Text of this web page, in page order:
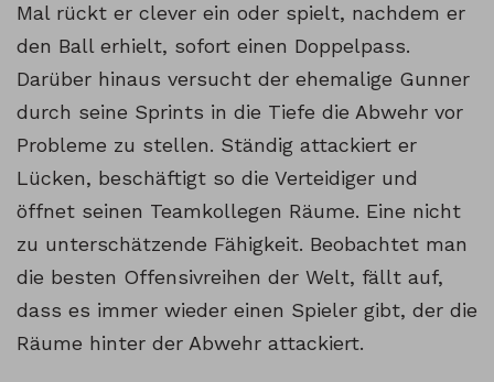
Mal rückt er clever ein oder spielt, nachdem er
den Ball erhielt, sofort einen Doppelpass.
Darüber hinaus versucht der ehemalige Gunner
durch seine Sprints in die Tiefe die Abwehr vor
Probleme zu stellen. Ständig attackiert er
Lücken, beschäftigt so die Verteidiger und
öffnet seinen Teamkollegen Räume. Eine nicht
zu unterschätzende Fähigkeit. Beobachtet man
die besten Offensivreihen der Welt, fällt auf,
dass es immer wieder einen Spieler gibt, der die
Räume hinter der Abwehr attackiert.